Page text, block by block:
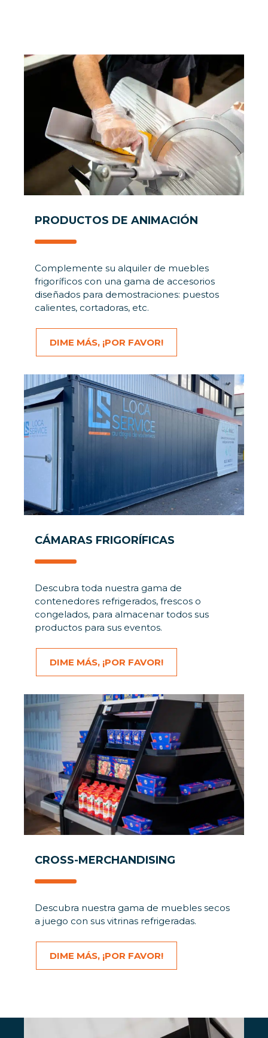
PRODUCTOS DE ANIMACIÓN
Complemente su alquiler de muebles
frigoríficos con una gama de accesorios
diseñados para demostraciones: puestos
calientes, cortadoras, etc.
DIME MÁS, ¡POR FAVOR!
CÁMARAS FRIGORÍFICAS
Descubra toda nuestra gama de
contenedores refrigerados, frescos o
congelados, para almacenar todos sus
productos para sus eventos.
DIME MÁS, ¡POR FAVOR!
CROSS-MERCHANDISING
Descubra nuestra gama de muebles secos
a juego con sus vitrinas refrigeradas.
DIME MÁS, ¡POR FAVOR!